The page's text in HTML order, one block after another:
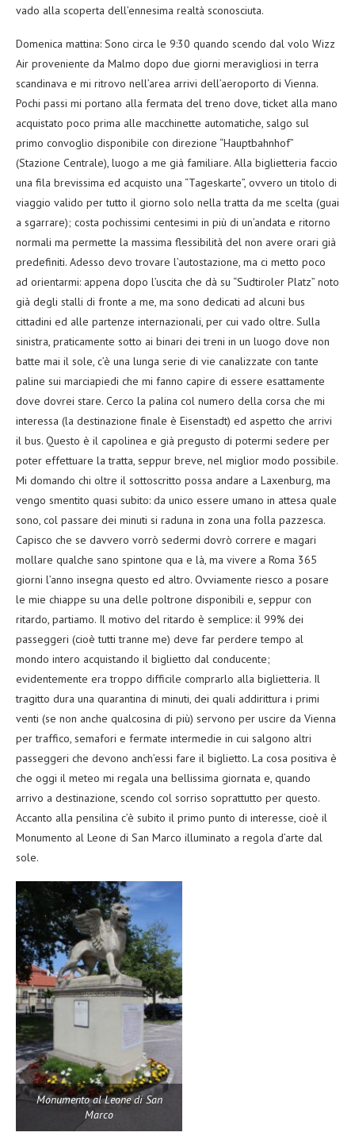
vado alla scoperta dell’ennesima realtà sconosciuta.
Domenica mattina: Sono circa le 9:30 quando scendo dal volo Wizz
Air proveniente da Malmo dopo due giorni meravigliosi in terra
scandinava e mi ritrovo nell’area arrivi dell’aeroporto di Vienna.
Pochi passi mi portano alla fermata del treno dove, ticket alla mano
acquistato poco prima alle macchinette automatiche, salgo sul
primo convoglio disponibile con direzione “Hauptbahnhof”
(Stazione Centrale), luogo a me già familiare. Alla biglietteria faccio
una fila brevissima ed acquisto una “Tageskarte”, ovvero un titolo di
viaggio valido per tutto il giorno solo nella tratta da me scelta (guai
a sgarrare); costa pochissimi centesimi in più di un’andata e ritorno
normali ma permette la massima flessibilità del non avere orari già
predefiniti. Adesso devo trovare l’autostazione, ma ci metto poco
ad orientarmi: appena dopo l’uscita che dà su “Sudtiroler Platz” noto
già degli stalli di fronte a me, ma sono dedicati ad alcuni bus
cittadini ed alle partenze internazionali, per cui vado oltre. Sulla
sinistra, praticamente sotto ai binari dei treni in un luogo dove non
batte mai il sole, c’è una lunga serie di vie canalizzate con tante
paline sui marciapiedi che mi fanno capire di essere esattamente
dove dovrei stare. Cerco la palina col numero della corsa che mi
interessa (la destinazione finale è Eisenstadt) ed aspetto che arrivi
il bus. Questo è il capolinea e già pregusto di potermi sedere per
poter effettuare la tratta, seppur breve, nel miglior modo possibile.
Mi domando chi oltre il sottoscritto possa andare a Laxenburg, ma
vengo smentito quasi subito: da unico essere umano in attesa quale
sono, col passare dei minuti si raduna in zona una folla pazzesca.
Capisco che se davvero vorrò sedermi dovrò correre e magari
mollare qualche sano spintone qua e là, ma vivere a Roma 365
giorni l’anno insegna questo ed altro. Ovviamente riesco a posare
le mie chiappe su una delle poltrone disponibili e, seppur con
ritardo, partiamo. Il motivo del ritardo è semplice: il 99% dei
passeggeri (cioè tutti tranne me) deve far perdere tempo al
mondo intero acquistando il biglietto dal conducente;
evidentemente era troppo difficile comprarlo alla biglietteria. Il
tragitto dura una quarantina di minuti, dei quali addirittura i primi
venti (se non anche qualcosina di più) servono per uscire da Vienna
per traffico, semafori e fermate intermedie in cui salgono altri
passeggeri che devono anch’essi fare il biglietto. La cosa positiva è
che oggi il meteo mi regala una bellissima giornata e, quando
arrivo a destinazione, scendo col sorriso soprattutto per questo.
Accanto alla pensilina c’è subito il primo punto di interesse, cioè il
Monumento al Leone di San Marco illuminato a regola d’arte dal
sole.
Monumento al Leone di San
Marco